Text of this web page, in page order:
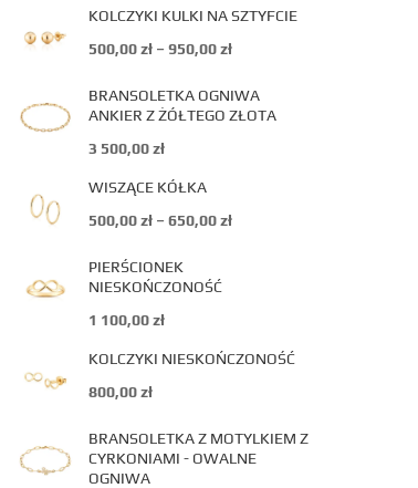
KOLCZYKI KULKI NA SZTYFCIE
500,00zł – 950,00zł
BRANSOLETKA OGNIWA
ANKIER Z ŻÓŁTEGO ZŁOTA
3 500,00zł
WISZĄCE KÓŁKA
500,00zł – 650,00zł
PIERŚCIONEK
NIESKOŃCZONOŚĆ
1 100,00zł
KOLCZYKI NIESKOŃCZONOŚĆ
800,00zł
BRANSOLETKA Z MOTYLKIEM Z
CYRKONIAMI - OWALNE
OGNIWA